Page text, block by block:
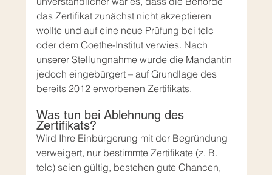
das Zertifikat zunächst nicht akzeptieren
wollte und auf eine neue Prüfung bei telc
oder dem Goethe-Institut verwies. Nach
unserer Stellungnahme wurde die Mandantin
jedoch eingebürgert – auf Grundlage des
bereits 2012 erworbenen Zertifikats.
Was tun bei Ablehnung des
Zertifikats?
Wird Ihre Einbürgerung mit der Begründung
verweigert, nur bestimmte Zertifikate (z. B.
telc) seien gültig, bestehen gute Chancen,